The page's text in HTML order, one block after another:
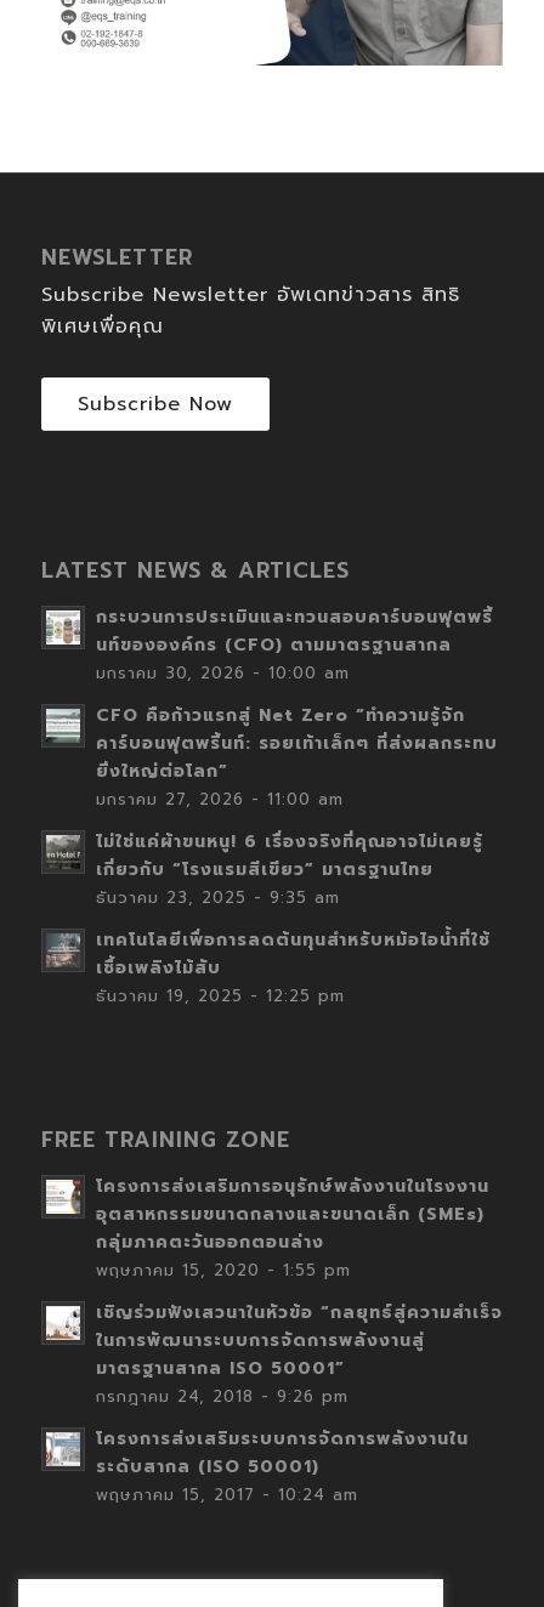
NEWSLETTER
Subscribe Newsletter อัพเดทข่าวสาร สิทธิ
พิเศษเพื่อคุณ
Subscribe Now
LATEST NEWS & ARTICLES
กระบวนการประเมินและทวนสอบคาร์บอนฟุตพริ้
นท์ขององค์กร (CFO) ตามมาตรฐานสากล
มกราคม 30, 2026 - 10:00 am
CFO คือก้าวแรกสู่ Net Zero “ทำความรู้จัก
คาร์บอนฟุตพริ้นท์: รอยเท้าเล็กๆ ที่ส่งผลกระทบ
ยิ่งใหญ่ต่อโลก”
มกราคม 27, 2026 - 11:00 am
ไม่ใช่แค่ผ้าขนหนู! 6 เรื่องจริงที่คุณอาจไม่เคยรู้
เกี่ยวกับ “โรงแรมสีเขียว” มาตรฐานไทย
ธันวาคม 23, 2025 - 9:35 am
เทคโนโลยีเพื่อการลดต้นทุนสำหรับหม้อไอน้ำที่ใช้
เชื้อเพลิงไม้สับ
ธันวาคม 19, 2025 - 12:25 pm
FREE TRAINING ZONE
โครงการส่งเสริมการอนุรักษ์พลังงานในโรงงาน
อุตสาหกรรมขนาดกลางและขนาดเล็ก (SMEs)
กลุ่มภาคตะวันออกตอนล่าง
พฤษภาคม 15, 2020 - 1:55 pm
เชิญร่วมฟังเสวนาในหัวข้อ “กลยุทธ์สู่ความสำเร็จ
ในการพัฒนาระบบการจัดการพลังงานสู่
มาตรฐานสากล ISO 50001”
กรกฎาคม 24, 2018 - 9:26 pm
โครงการส่งเสริมระบบการจัดการพลังงานใน
ระดับสากล (ISO 50001)
พฤษภาคม 15, 2017 - 10:24 am